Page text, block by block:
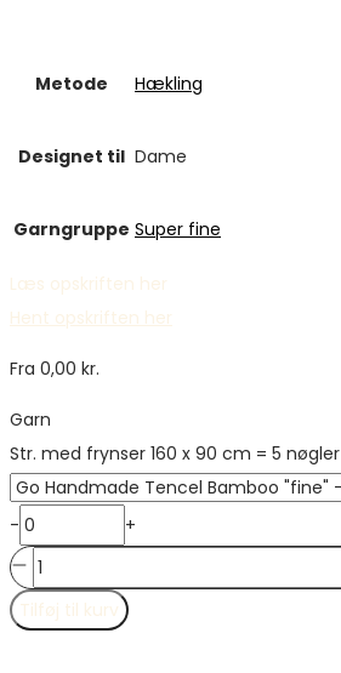
Metode Hækling
Designet til Dame
Garngruppe Super fine
Læs opskriften her
Hent opskriften her
Fra 0,00 kr.
Garn
Str. med frynser 160 x 90 cm = 5 nøgler
-
+
Granny
Tencel
Bamboo
Tilføj til kurv